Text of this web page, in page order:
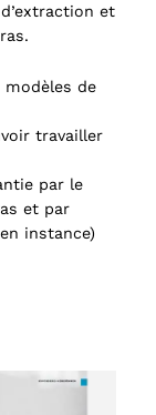
et
de
travailler
par le
et par
instance)